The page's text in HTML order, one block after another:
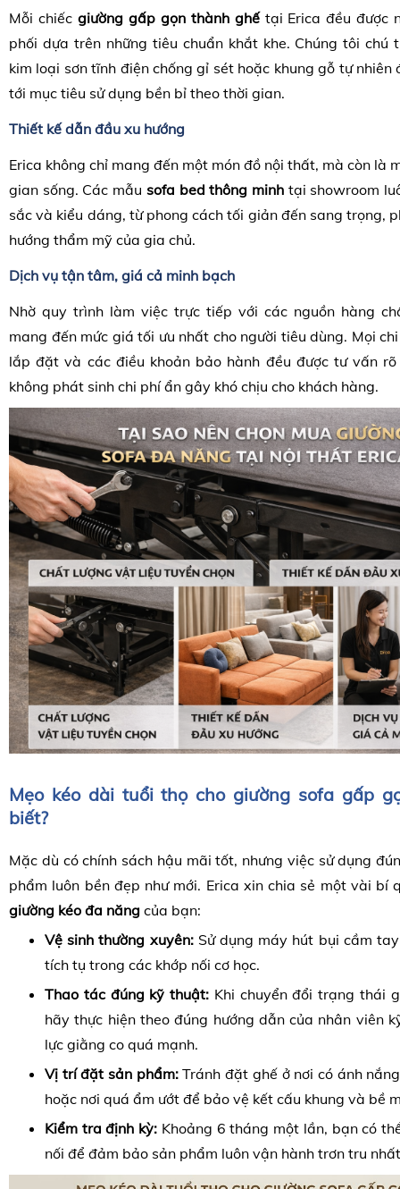
Mỗi chiếc giường gấp gọn thành ghếtại Erica đều được
phối dựa trên những tiêu chuẩn khắt khe. Chúng tôi chú
kim loại sơn tĩnh điện chống gỉ sét hoặc khung gỗ tự nhiên
tới mục tiêu sử dụng bền bỉ theo thời gian.
Thiết kế dẫn đầu xu hướng
Erica không chỉ mang đến một món đồ nội thất, mà còn là
gian sống. Các mẫu sofa bed thông minh tại showroom
sắc và kiểu dáng, từ phong cách tối giản đến sang trọng,
hướng thẩm mỹ của gia chủ.
Dịch vụ tận tâm, giá cả minh bạch
Nhờ quy trình làm việc trực tiếp với các nguồn hàng
mang đến mức giá tối ưu nhất cho người tiêu dùng. Mọi
lắp đặt và các điều khoản bảo hành đều được tư vấn
không phát sinh chi phí ẩn gây khó chịu cho khách hàng.
Mẹo kéo dài tuổi thọ cho giường sofa gấp
biết?
Mặc dù có chính sách hậu mãi tốt, nhưng việc sử dụng
phẩm luôn bền đẹp như mới. Erica xin chia sẻ một vài bí
giường kéo đa năng của bạn:
Vệ sinh thường xuyên:Sử dụng máy hút bụi cầm
tích tụ trong các khớp nối cơ học.
Thao tác đúng kỹ thuật: Khi chuyển đổi trạng thái
hãy thực hiện theo đúng hướng dẫn của nhân viên
lực giằng co quá mạnh.
Vị trí đặt sản phẩm:Tránh đặt ghế ở nơi có ánh
hoặc nơi quá ẩm ướt để bảo vệ kết cấu khung và bề
Kiểm tra định kỳ: Khoảng 6 tháng một lần, bạn có
nối để đảm bảo sản phẩm luôn vận hành trơn tru